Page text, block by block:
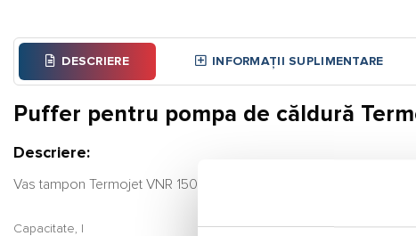
DESCRIERE INFORMAȚII SUPLIMENTARE
Puffer pentru pompa de căldură
Descriere:
Vas tampon Termojet VNR 150 pentru pompe de căldură în izolare
Capacitate, l